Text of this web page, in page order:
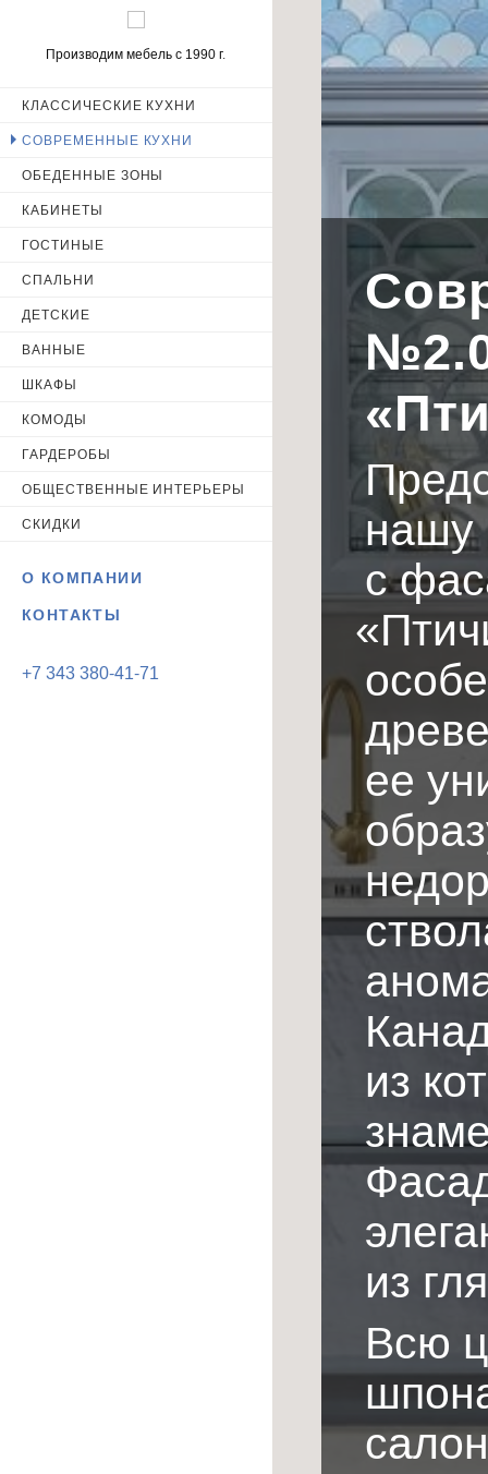
Производим мебель с 1990 г.
КЛАССИЧЕСКИЕ КУХНИ
СОВРЕМЕННЫЕ КУХНИ
ОБЕДЕННЫЕ ЗОНЫ
КАБИНЕТЫ
ГОСТИНЫЕ
СПАЛЬНИ
ДЕТСКИЕ
ВАННЫЕ
ШКАФЫ
КОМОДЫ
ГАРДЕРОБЫ
ОБЩЕСТВЕННЫЕ ИНТЕРЬЕРЫ
СКИДКИ
О КОМПАНИИ
КОНТАКТЫ
+7 343 380-41-71
нашу
с
«
ее
из
из
Всю
ИМЯ
ТЕЛЕФОН
персональных